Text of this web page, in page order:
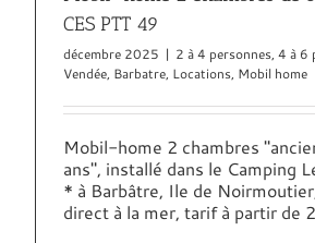
CES PTT 49
décembre 2025 | 2 à 4 personnes, 4 à 6
Vendée, Barbatre, Locations, Mobil home
Mobil-home 2 chambres
ans", installé dans le Camping
* à Barbâtre, Ile de
direct à la mer, tarif à partir de